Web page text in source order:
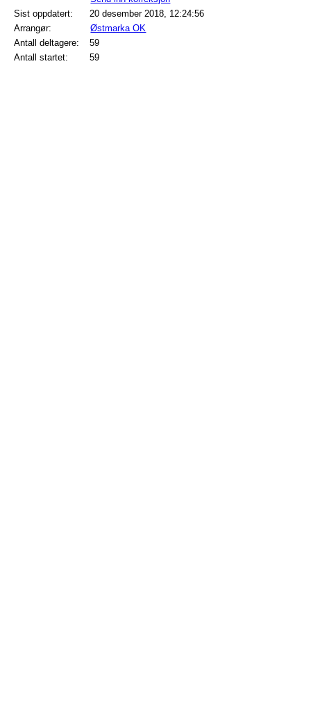
Sist oppdatert:
20 desember 2018, 12:24:56
Arrangør:
Østmarka OK
Antall deltagere:
59
Antall startet:
59